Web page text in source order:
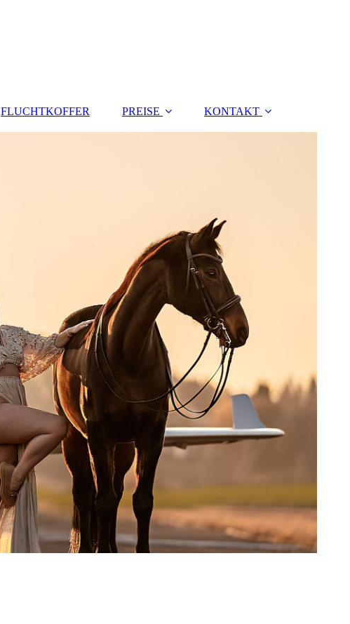
FLUCHTKOFFER PREISE KONTAKT